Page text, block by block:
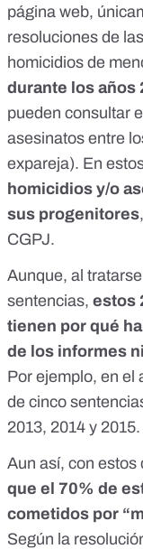
página web,
resoluciones de
homicidios de
durante los años
pueden consultar
asesinatos entre
expareja). En
homicidios y/o
sus progenitores
CGPJ.
Aunque, al
sentencias, estos
tienen por qué
de los informes
Por ejemplo, en el
de cinco
2013, 2014 y 2015.
Aun así, con estos
que el 70% de
cometidos por
Según la